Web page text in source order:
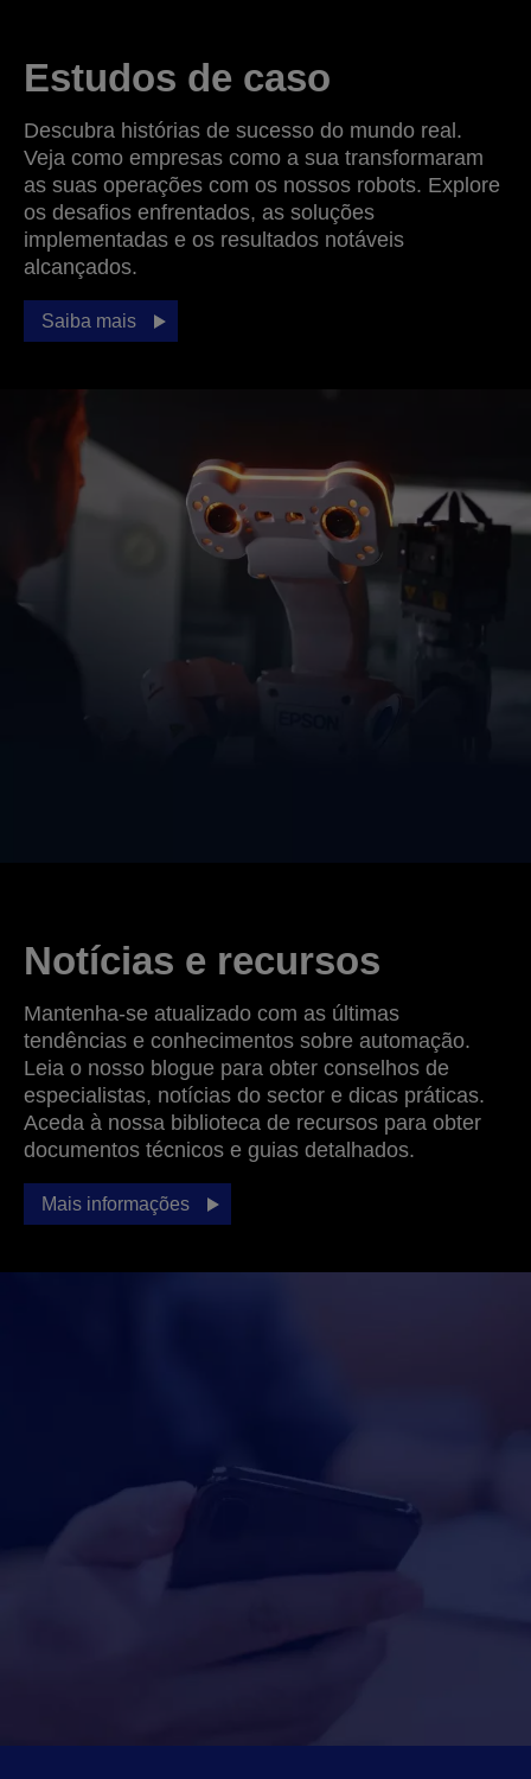
Estudos de caso
Descubra histórias de sucesso do mundo real.
Veja como empresas como a sua transformaram
as suas operações com os nossos robots. Explore
os desafios enfrentados, as soluções
implementadas e os resultados notáveis
alcançados.
Saiba mais
Notícias e recursos
Mantenha-se atualizado com as últimas
tendências e conhecimentos sobre automação.
Leia o nosso blogue para obter conselhos de
especialistas, notícias do sector e dicas práticas.
Aceda à nossa biblioteca de recursos para obter
documentos técnicos e guias detalhados.
Mais informações